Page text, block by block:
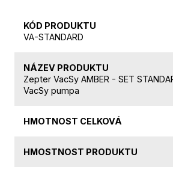
KÓD PRODUKTU
VA-STANDARD
NÁZEV PRODUKTU
Zepter VacSy AMBER - SET
VacSy pumpa
HMOTNOST CELKOVÁ
HMOSTNOST PRODUKTU